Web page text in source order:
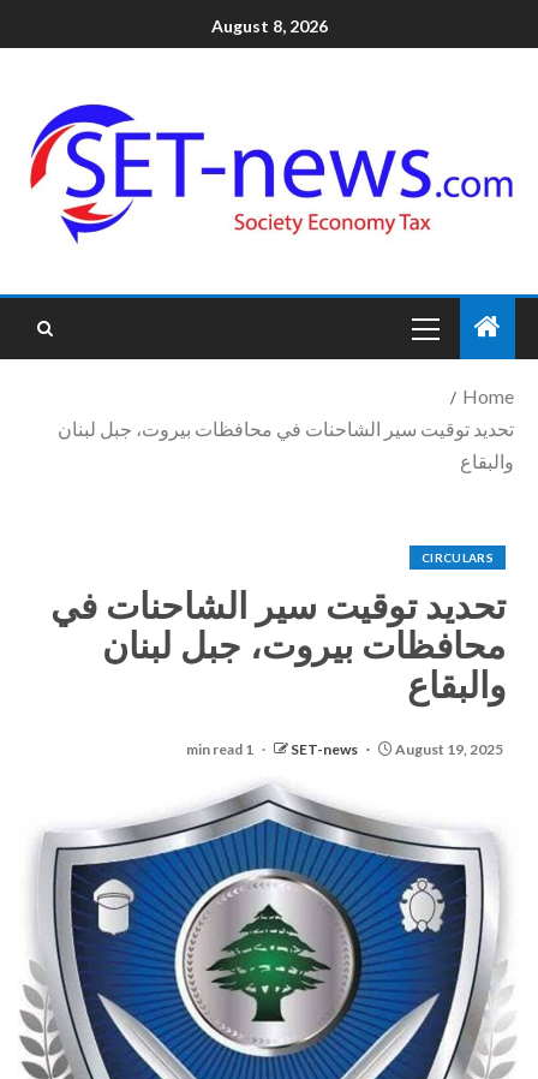
August 8, 2026
Home
تحديد توقيت سير الشاحنات في محافظات بيروت، جبل لبنان
والبقاع
CIRCULARS
تحديد توقيت سير الشاحنات في
محافظات بيروت، جبل لبنان
والبقاع
SET-news August 19, 2025
1 min read